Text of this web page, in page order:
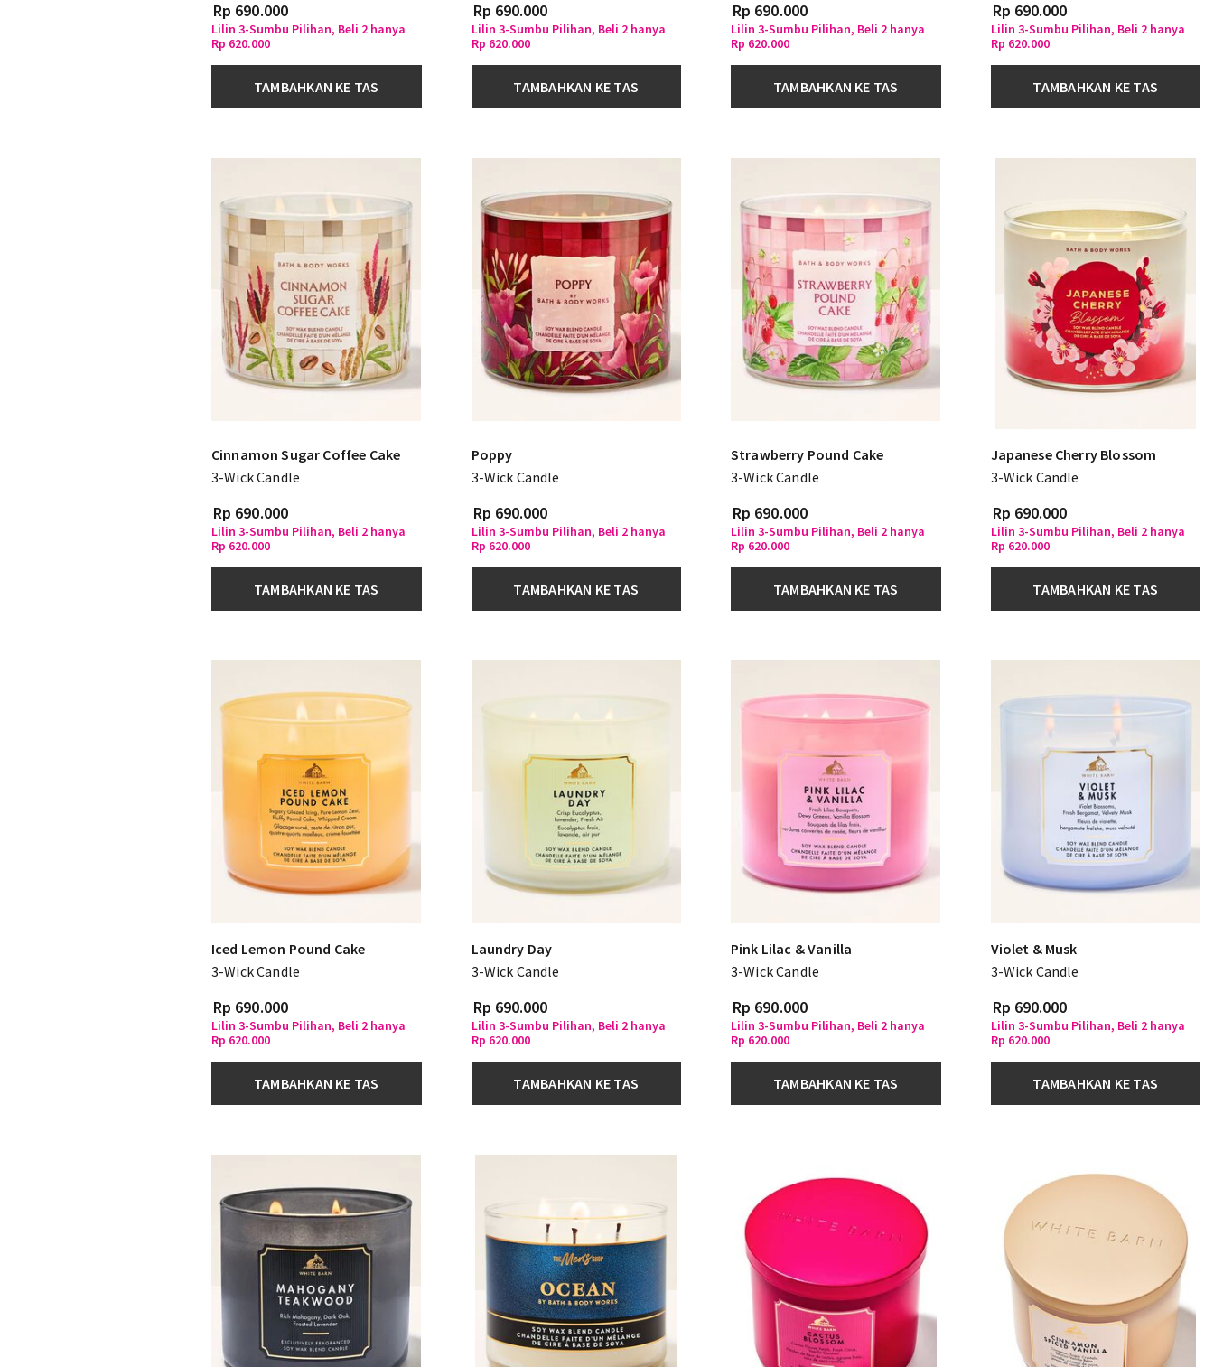
Rp 690.000
Lilin 3-Sumbu Pilihan, Beli 2 hanya
Rp 620.000
TAMBAHKAN KE TAS
Rp 690.000
Lilin 3-Sumbu Pilihan, Beli 2 hanya
Rp 620.000
TAMBAHKAN KE TAS
Rp 690.000
Lilin 3-Sumbu Pilihan, Beli 2 hanya
Rp 620.000
TAMBAHKAN KE TAS
Rp 690.000
Lilin 3-Sumbu Pilihan, Beli 2 hanya
Rp 620.000
TAMBAHKAN KE TAS
Cinnamon Sugar Coffee Cake
3-Wick Candle
Rp 690.000
Lilin 3-Sumbu Pilihan, Beli 2 hanya
Rp 620.000
TAMBAHKAN KE TAS
Poppy
3-Wick Candle
Rp 690.000
Lilin 3-Sumbu Pilihan, Beli 2 hanya
Rp 620.000
TAMBAHKAN KE TAS
Strawberry Pound Cake
3-Wick Candle
Rp 690.000
Lilin 3-Sumbu Pilihan, Beli 2 hanya
Rp 620.000
TAMBAHKAN KE TAS
Japanese Cherry Blossom
3-Wick Candle
Rp 690.000
Lilin 3-Sumbu Pilihan, Beli 2 hanya
Rp 620.000
TAMBAHKAN KE TAS
Iced Lemon Pound Cake
3-Wick Candle
Rp 690.000
Lilin 3-Sumbu Pilihan, Beli 2 hanya
Rp 620.000
TAMBAHKAN KE TAS
Laundry Day
3-Wick Candle
Rp 690.000
Lilin 3-Sumbu Pilihan, Beli 2 hanya
Rp 620.000
TAMBAHKAN KE TAS
Pink Lilac & Vanilla
3-Wick Candle
Rp 690.000
Lilin 3-Sumbu Pilihan, Beli 2 hanya
Rp 620.000
TAMBAHKAN KE TAS
Violet & Musk
3-Wick Candle
Rp 690.000
Lilin 3-Sumbu Pilihan, Beli 2 hanya
Rp 620.000
TAMBAHKAN KE TAS